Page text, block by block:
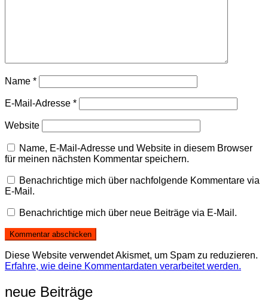
Name *
E-Mail-Adresse *
Website
Name, E-Mail-Adresse und Website in diesem Browser
für meinen nächsten Kommentar speichern.
Benachrichtige mich über nachfolgende Kommentare via
E-Mail.
Benachrichtige mich über neue Beiträge via E-Mail.
Diese Website verwendet Akismet, um Spam zu reduzieren.
Erfahre, wie deine Kommentardaten verarbeitet werden.
neue Beiträge